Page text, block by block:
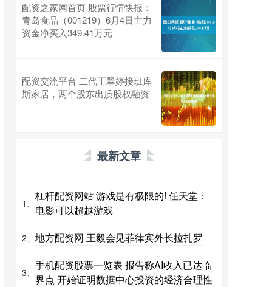
配资之家网首页 股票行情快报：
青岛食品（001219）6月4日主力
资金净买入349.41万元
配资交流平台 二代王翠婷接班库
斯家居，两个股东出质股权融资
最新文章
1、
杠杆配资网站 游戏是有极限的! 任天堂：
电影可以超越游戏
2、 地方配资网 王毅会见菲律宾外长拉扎罗
3、
手机配资股票一览表 报告称AI收入已达临
界点 开始证明数据中心投资的经济合理性